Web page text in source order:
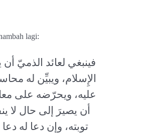
lagi:
فينبغي لعائد الذميّ
الإِسلام، ويبيِّن له
عليه، ويحرّضه على
أن يصيرَ إلى حال لا
توبته، وإن دعا له دعا